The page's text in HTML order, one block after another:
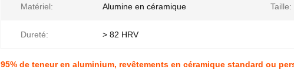
Matériel: Alumine en céramique Taille:
Dureté: > 82 HRV
95% de teneur en aluminium, revêtements en céramique standard ou